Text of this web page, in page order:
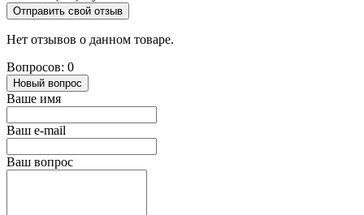
Отправить свой отзыв
Нет отзывов о данном товаре.
Вопросов: 0
Новый вопрос
Ваше имя
Ваш e-mail
Ваш вопрос